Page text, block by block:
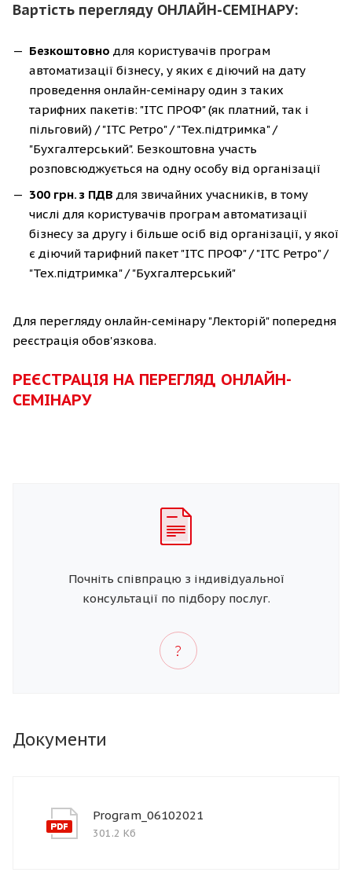
Вартість перегляду ОНЛАЙН-СЕМІНАРУ:
Безкоштовно для користувачів програм
автоматизації бізнесу, у яких є діючий на дату
проведення онлайн-семінару один з таких
тарифних пакетів: "ІТС ПРОФ" (як платний, так і
пільговий) / "ІТС Ретро" / "Тех.підтримка" /
"Бухгалтерський". Безкоштовна участь
розповсюджується на одну особу від організації
300 грн. з ПДВ для звичайних учасників, в тому
числі для користувачів програм автоматизації
бізнесу за другу і більше осіб від організації, у якої
є діючий тарифний пакет "ІТС ПРОФ" / "ІТС Ретро" /
"Тех.підтримка" / "Бухгалтерський"
Для перегляду онлайн-семінару "Лекторій" попередня
реєстрація обов'язкова.
РЕЄСТРАЦІЯ НА ПЕРЕГЛЯД ОНЛАЙН-
СЕМІНАРУ
Почніть співпрацю з індивідуальної
консультації по підбору послуг.
Документи
Program_06102021
301.2 Кб